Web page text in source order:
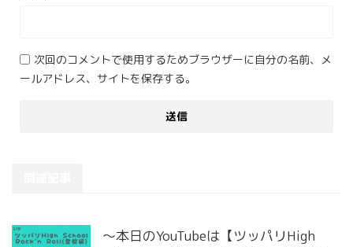
次回のコメントで使用するためブラウザーに自分の名前、メ
ールアドレス、サイトを保存する。
〜本日のYouTubeは【ツッパリHigh